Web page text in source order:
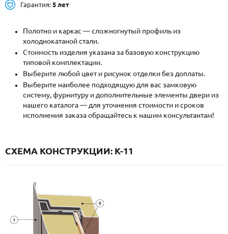
+7 (495) 411-44-41
INFO@META-M.RU
ЗАПРОСИТЬ РАСЧЕТ
Каталог Распродажа Как купить
Записаться на замер
Гарантия: 5 лет
Полотно и каркас — сложногнутый профиль из
холоднокатаной стали.
Стоимость изделия указана за базовую конструкцию
типовой комплектации.
Выберите любой цвет и рисунок отделки без доплаты.
Выберите наиболее подходящую для вас замковую
систему, фурнитуру и дополнительные элементы двери из
нашего каталога — для уточнения стоимости и сроков
исполнения заказа обращайтесь к нашим консультантам!
СХЕМА КОНСТРУКЦИИ: K-11